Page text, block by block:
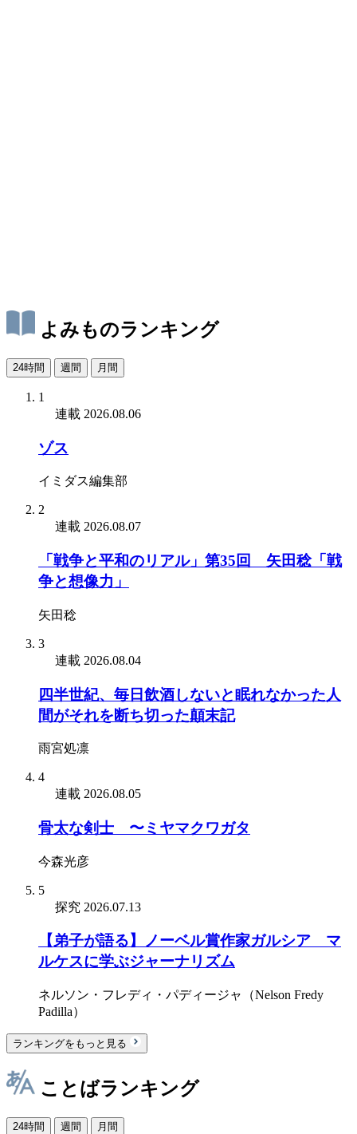
よみものランキング
24時間 週間 月間
1
連載 2026.08.06
ゾス
イミダス編集部
2
連載 2026.08.07
「戦争と平和のリアル」第35回 矢田稔「戦
争と想像力」
矢田稔
3
連載 2026.08.04
四半世紀、毎日飲酒しないと眠れなかった人
間がそれを断ち切った顛末記
雨宮処凛
4
連載 2026.08.05
骨太な剣士 〜ミヤマクワガタ
今森光彦
5
探究 2026.07.13
【弟子が語る】ノーベル賞作家ガルシア゠マ
ルケスに学ぶジャーナリズム
ネルソン・フレディ・パディージャ（Nelson Fredy
Padilla）
ランキングをもっと見る
ことばランキング
24時間 週間 月間